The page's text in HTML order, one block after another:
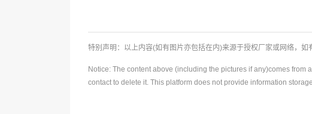
特别声明：以上内容(如有图片亦包括在内)来源于授权厂家或网络，
Notice: The content above (including the pictures if any)comes
contact to delete it. This platform does not provide information